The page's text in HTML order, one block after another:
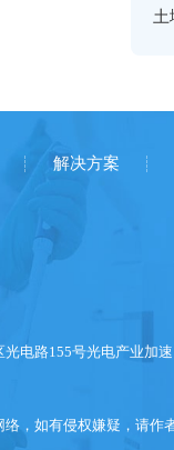
土
解决方案
电路155号光电产业加速
，如有侵权嫌疑，请作